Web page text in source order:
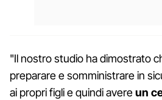
"Il nostro studio ha dimostrato
preparare e somministrare in
ai propri figli e quindi avereun